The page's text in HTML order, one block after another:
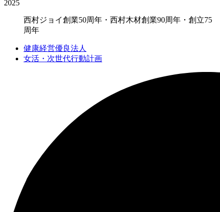
2025
西村ジョイ創業50周年・西村木材創業90周年・創立75
周年
健康経営優良法人
女活・次世代行動計画